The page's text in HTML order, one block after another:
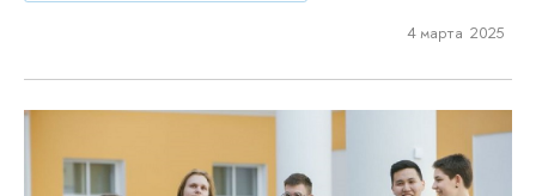
4 марта 2025